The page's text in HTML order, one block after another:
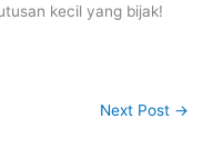
kecil yang bijak!
Next Post →